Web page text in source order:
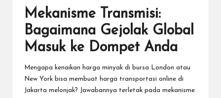
Mekanisme Transmisi:
Bagaimana Gejolak Global
Masuk ke Dompet Anda
Mengapa kenaikan harga minyak di bursa London atau
New York bisa membuat harga transportasi online di
Jakarta melonjak? Jawabannya terletak pada mekanisme